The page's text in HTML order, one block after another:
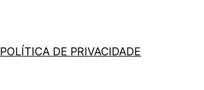
POLÍTICA DE PRIVACIDADE